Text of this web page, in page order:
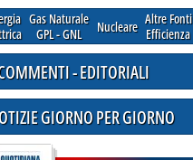
Gas Naturale
GPL - GNL
Nucleare Altre Fonti
Efficienza
- EDITORIALI
GIORNO PER GIORNO